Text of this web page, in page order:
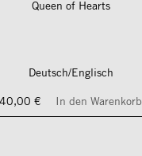
Queen of Hearts
Deutsch/Englisch
40,00 €
In den Warenkorb